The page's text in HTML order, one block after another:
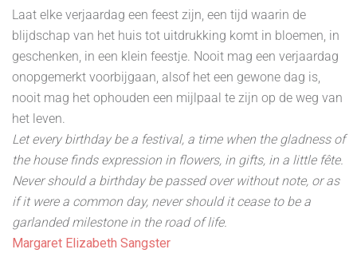
Laat elke verjaardag een feest zijn, een tijd waarin de
blijdschap van het huis tot uitdrukking komt in bloemen, in
geschenken, in een klein feestje. Nooit mag een verjaardag
onopgemerkt voorbijgaan, alsof het een gewone dag is,
nooit mag het ophouden een mijlpaal te zijn op de weg van
het leven.
Let every birthday be a festival, a time when the gladness of
the house finds expression in flowers, in gifts, in a little fête.
Never should a birthday be passed over without note, or as
if it were a common day, never should it cease to be a
garlanded milestone in the road of life.
Margaret Elizabeth Sangster